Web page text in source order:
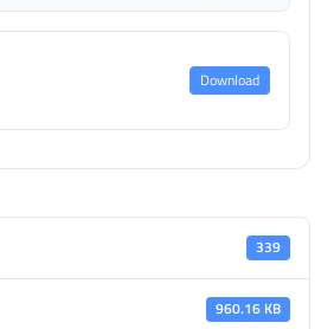
Download
339
960.16 KB